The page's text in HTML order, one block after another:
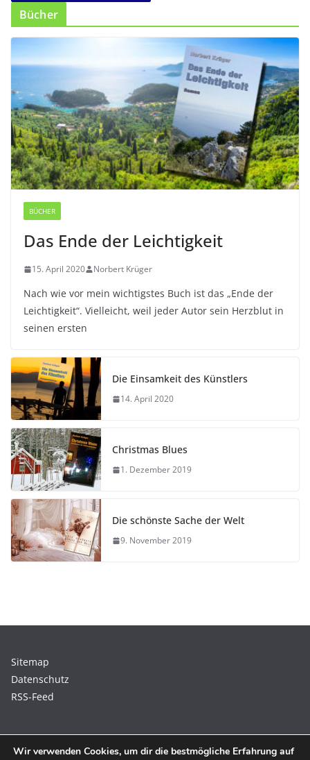
Bücher
BÜCHER
Das Ende der Leichtigkeit
15. April 2020 Norbert Krüger
Nach wie vor mein wichtigstes Buch ist das „Ende der
Leichtigkeit“. Vielleicht, weil jeder Autor sein Herzblut in
seinen ersten
Die Einsamkeit des Künstlers
14. April 2020
Christmas Blues
1. Dezember 2019
Die schönste Sache der Welt
9. November 2019
Sitemap
Datenschutz
RSS-Feed
Wir verwenden Cookies, um dir die bestmögliche Erfahrung auf